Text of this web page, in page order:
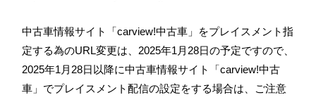
中古車情報サイト「carview!中古車」をプレイスメント指
定する為のURL変更は、2025年1月28日の予定ですので、
2025年1月28日以降に中古車情報サイト「carview!中古
車」でプレイスメント配信の設定をする場合は、ご注意